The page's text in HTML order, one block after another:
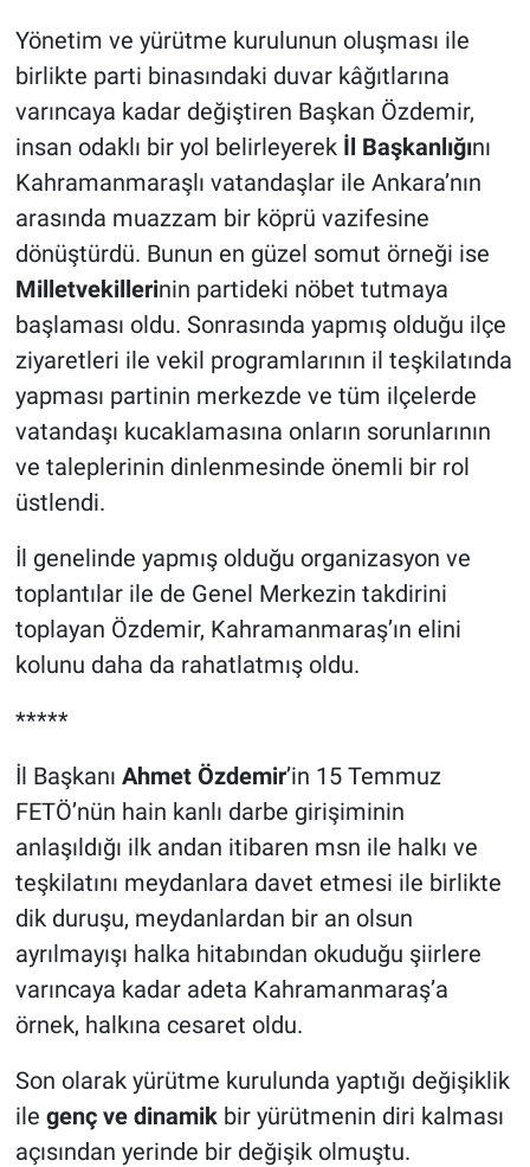
Yönetim ve yürütme kurulunun oluşması ile
birlikte parti binasındaki duvar kâğıtlarına
varıncaya kadar değiştiren Başkan Özdemir,
insan odaklı bir yol belirleyerek İl Başkanlığını
Kahramanmaraşlı vatandaşlar ile Ankara’nın
arasında muazzam bir köprü vazifesine
dönüştürdü. Bunun en güzel somut örneği ise
Milletvekillerinin partideki nöbet tutmaya
başlaması oldu. Sonrasında yapmış olduğu ilçe
ziyaretleri ile vekil programlarının il teşkilatında
yapması partinin merkezde ve tüm ilçelerde
vatandaşı kucaklamasına onların sorunlarının
ve taleplerinin dinlenmesinde önemli bir rol
üstlendi.
İl genelinde yapmış olduğu organizasyon ve
toplantılar ile de Genel Merkezin takdirini
toplayan Özdemir, Kahramanmaraş’ın elini
kolunu daha da rahatlatmış oldu.
*****
İl Başkanı Ahmet Özdemir’in 15 Temmuz
FETÖ’nün hain kanlı darbe girişiminin
anlaşıldığı ilk andan itibaren msn ile halkı ve
teşkilatını meydanlara davet etmesi ile birlikte
dik duruşu, meydanlardan bir an olsun
ayrılmayışı halka hitabından okuduğu şiirlere
varıncaya kadar adeta Kahramanmaraş’a
örnek, halkına cesaret oldu.
Son olarak yürütme kurulunda yaptığı değişiklik
ile genç ve dinamikbir yürütmenin diri kalması
açısından yerinde bir değişik olmuştu.
Bölge